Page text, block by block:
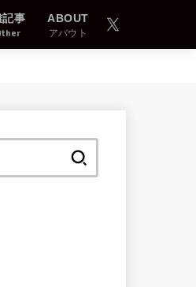
記事 ABOUT
アバウト